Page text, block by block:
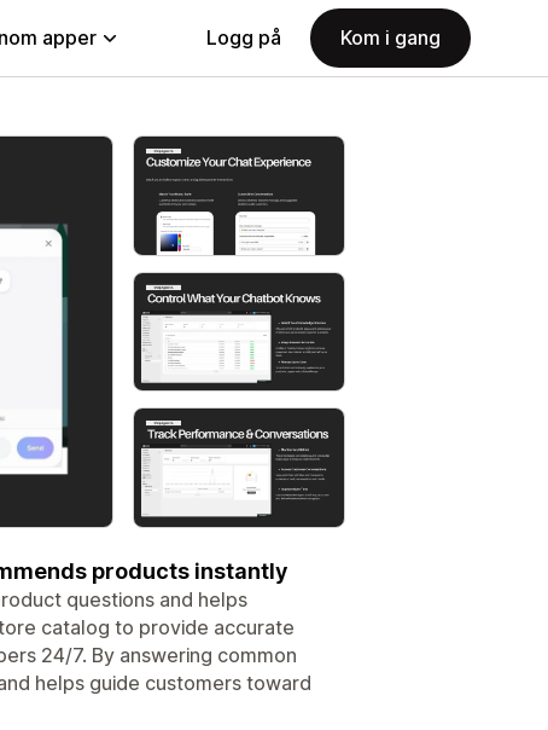
apper Logg på Kom i gang
products instantly
questions and helps
catalog to provide accurate
24/7. By answering common
helps guide customers toward